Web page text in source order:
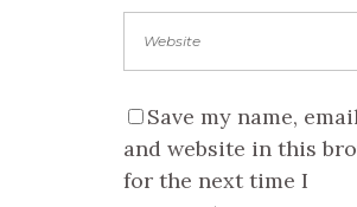
Save my name,
and website in this
for the next time I